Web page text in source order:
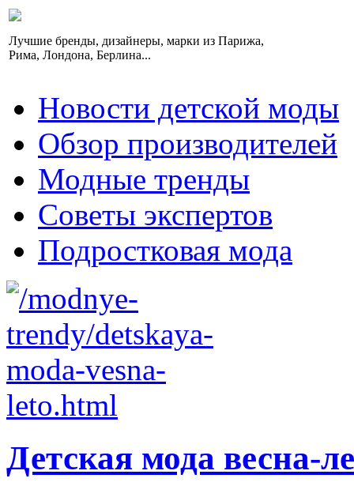
Лучшие бренды, дизайнеры, марки из Парижа,
Рима, Лондона, Берлина...
Новости детской моды
Обзор производителей
Модные тренды
Советы экспертов
Подростковая мода
Детская мода весна-